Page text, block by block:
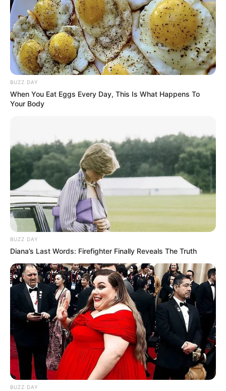
BUZZ DAY
When You Eat Eggs Every Day, This Is What Happens To
Your Body
BUZZ DAY
Diana’s Last Words: Firefighter Finally Reveals The Truth
BUZZ DAY